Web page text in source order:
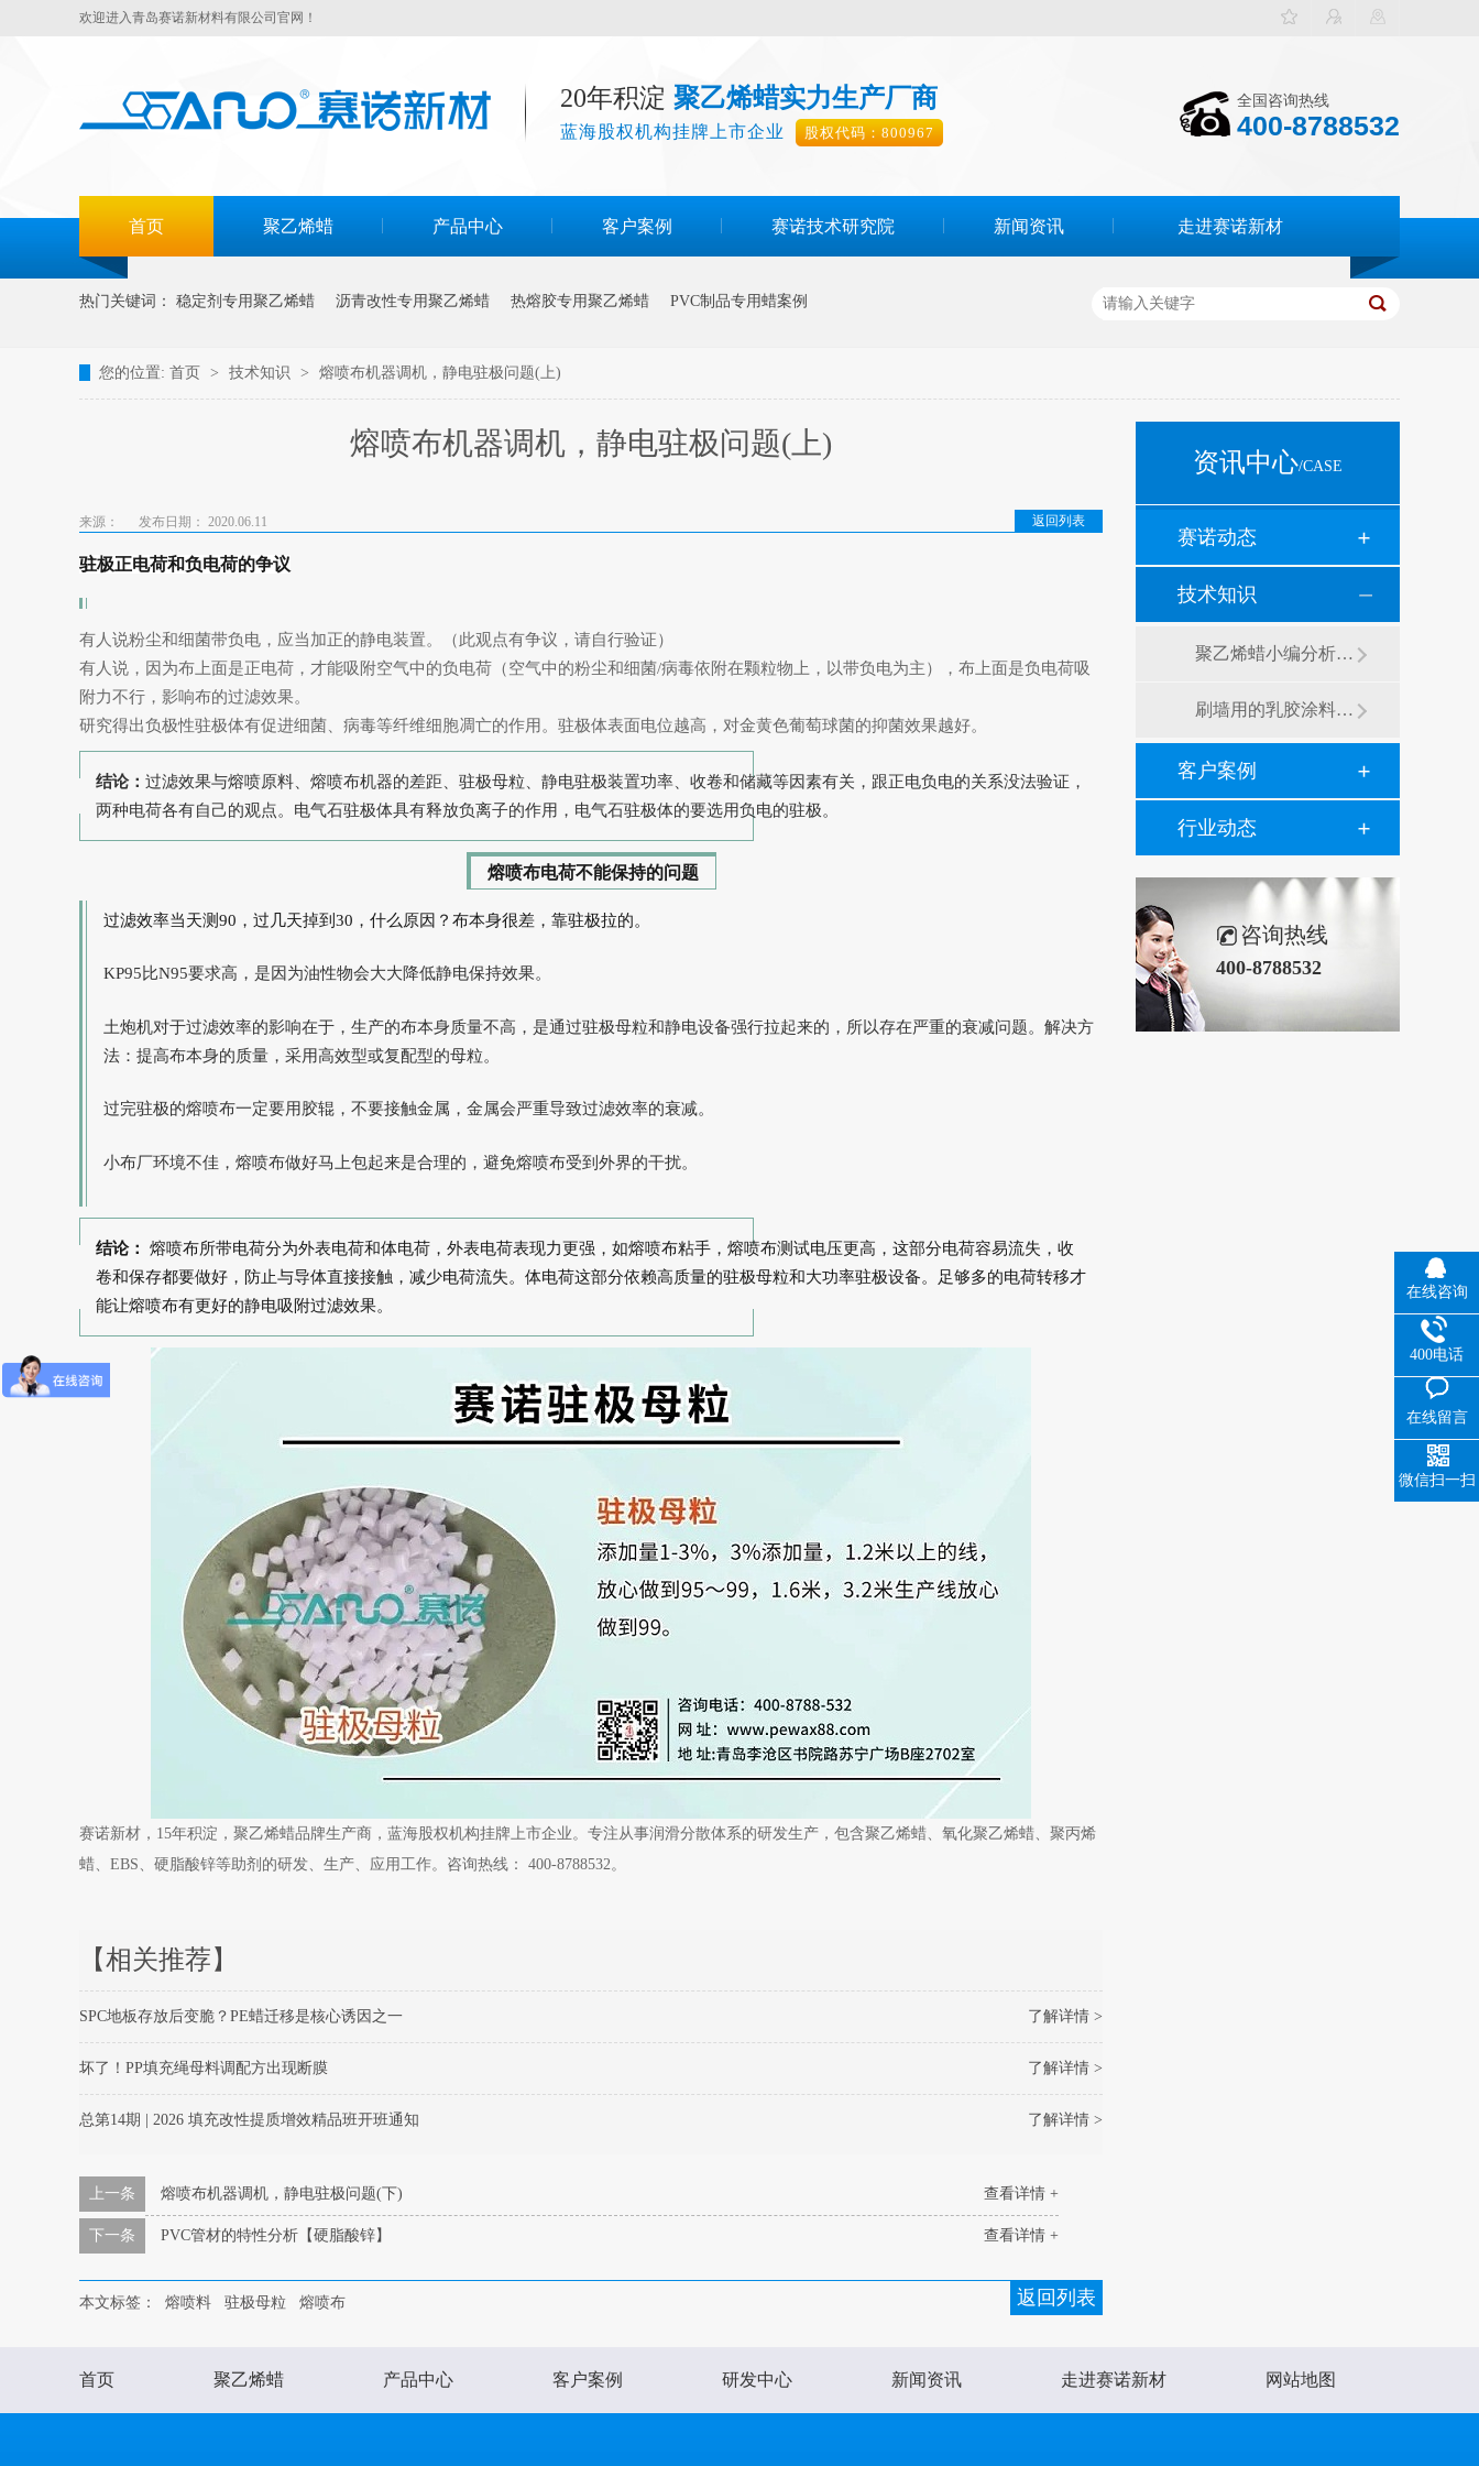
欢迎进入青岛赛诺新材料有限公司官网！
全国咨询热线
400-8788532
20年积淀 聚乙烯蜡实力生产厂商
蓝海股权机构挂牌上市企业 股权代码：800967
首页 聚乙烯蜡 产品中心 客户案例 赛诺技术研究院 新闻资讯 走进赛诺新材
热门关键词： 稳定剂专用聚乙烯蜡 沥青改性专用聚乙烯蜡 热熔胶专用聚乙烯蜡 PVC制品专用蜡案例
您的位置: 首页 > 技术知识 > 熔喷布机器调机，静电驻极问题(上)
熔喷布机器调机，静电驻极问题(上)
返回列表
来源： 发布日期： 2020.06.11
驻极正电荷和负电荷的争议
有人说粉尘和细菌带负电，应当加正的静电装置。（此观点有争议，请自行验证）
有人说，因为布上面是正电荷，才能吸附空气中的负电荷（空气中的粉尘和细菌/病毒依附在颗粒物上，以带负电为主），布上面是负电荷吸
附力不行，影响布的过滤效果。
研究得出负极性驻极体有促进细菌、病毒等纤维细胞凋亡的作用。驻极体表面电位越高，对金黄色葡萄球菌的抑菌效果越好。
结论： 过滤效果与熔喷原料、熔喷布机器的差距、驻极母粒、静电驻极装置功率、收卷和储藏等因素有关，跟正电负电的关系没法验证，
两种电荷各有自己的观点。电气石驻极体具有释放负离子的作用，电气石驻极体的要选用负电的驻极。
熔喷布电荷不能保持的问题
过滤效率当天测90，过几天掉到30，什么原因？布本身很差，靠驻极拉的。
KP95比N95要求高，是因为油性物会大大降低静电保持效果。
土炮机对于过滤效率的影响在于，生产的布本身质量不高，是通过驻极母粒和静电设备强行拉起来的，所以存在严重的衰减问题。解决方
法：提高布本身的质量，采用高效型或复配型的母粒。
过完驻极的熔喷布一定要用胶辊，不要接触金属，金属会严重导致过滤效率的衰减。
小布厂环境不佳，熔喷布做好马上包起来是合理的，避免熔喷布受到外界的干扰。
结论：
熔喷布所带电荷分为外表电荷和体电荷，外表电荷表现力更强，如熔喷布粘手，熔喷布测试电压更高，这部分电荷容易流失，收
卷和保存都要做好，防止与导体直接接触，减少电荷流失。体电荷这部分依赖高质量的驻极母粒和大功率驻极设备。足够多的电荷转移才
能让熔喷布有更好的静电吸附过滤效果。
赛诺新材，15年积淀，聚乙烯蜡品牌生产商，蓝海股权机构挂牌上市企业。专注从事润滑分散体系的研发生产，包含聚乙烯蜡、氧化聚乙烯蜡、聚丙烯
蜡、EBS、硬脂酸锌等助剂的研发、生产、应用工作。咨询热线： 400-8788532。
【相关推荐】
了解详情 >
SPC地板存放后变脆？PE蜡迁移是核心诱因之一
了解详情 >
坏了！PP填充绳母料调配方出现断膜
了解详情 >
总第14期 | 2026 填充改性提质增效精品班开班通知
查看详情 +
上一条 熔喷布机器调机，静电驻极问题(下)
查看详情 +
下一条 PVC管材的特性分析【硬脂酸锌】
返回列表
本文标签： 熔喷料 驻极母粒 熔喷布
资讯中心/CASE
赛诺动态
技术知识
聚乙烯蜡小编分析有机硅消泡剂优缺点及主要分类和性能
刷墙用的乳胶涂料用青岛赛诺分散剂的原因竟然是....？
客户案例
行业动态
咨询热线
400-8788532
首页 聚乙烯蜡 产品中心 客户案例 研发中心 新闻资讯 走进赛诺新材 网站地图
在线咨询
400电话
在线留言
微信扫一扫